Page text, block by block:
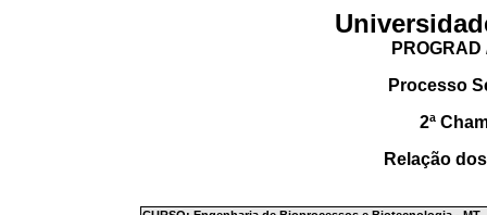
Processo
2ª
Relação